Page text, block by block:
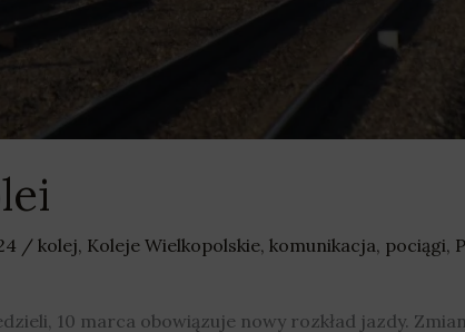
/ kolej, Koleje Wielkopolskie, komunikacja, pociągi,
10 marca obowiązuje nowy rozkład jazdy.